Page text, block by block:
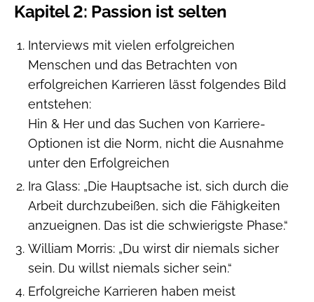
Kapitel 2: Passion ist selten
Interviews mit vielen erfolgreichen
Menschen und das Betrachten von
erfolgreichen Karrieren lässt folgendes Bild
entstehen:
Hin & Her und das Suchen von Karriere-
Optionen ist die Norm, nicht die Ausnahme
unter den Erfolgreichen
Ira Glass: „Die Hauptsache ist, sich durch die
Arbeit durchzubeißen, sich die Fähigkeiten
anzueignen. Das ist die schwierigste Phase.“
William Morris: „Du wirst dir niemals sicher
sein. Du willst niemals sicher sein.“
Erfolgreiche Karrieren haben meist